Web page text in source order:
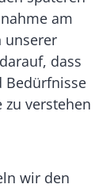
am
unserer
dass
Bedürfnisse
zu verstehen
wir den